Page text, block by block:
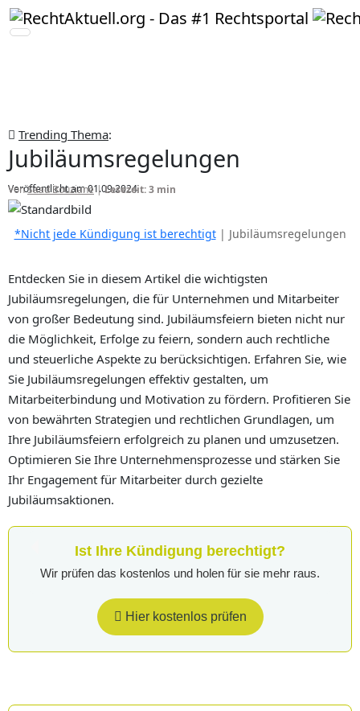
Trending Thema:
Jubiläumsregelungen
Veröffentlicht am 01.09.2024
VonSaad Bouziane|Lesezeit: 3 min
*Nicht jede Kündigung ist berechtigt| Jubiläumsregelungen
Entdecken Sie in diesem Artikel die wichtigsten
Jubiläumsregelungen, die für Unternehmen und Mitarbeiter
von großer Bedeutung sind. Jubiläumsfeiern bieten nicht nur
die Möglichkeit, Erfolge zu feiern, sondern auch rechtliche
und steuerliche Aspekte zu berücksichtigen. Erfahren Sie, wie
Sie Jubiläumsregelungen effektiv gestalten, um
Mitarbeiterbindung und Motivation zu fördern. Profitieren Sie
von bewährten Strategien und rechtlichen Grundlagen, um
Ihre Jubiläumsfeiern erfolgreich zu planen und umzusetzen.
Optimieren Sie Ihre Unternehmensprozesse und stärken Sie
Ihr Engagement für Mitarbeiter durch gezielte
Jubiläumsaktionen.
Ist Ihre Kündigung berechtigt?
Wir prüfen das kostenlos und holen für sie mehr raus.
Hier kostenlos prüfen